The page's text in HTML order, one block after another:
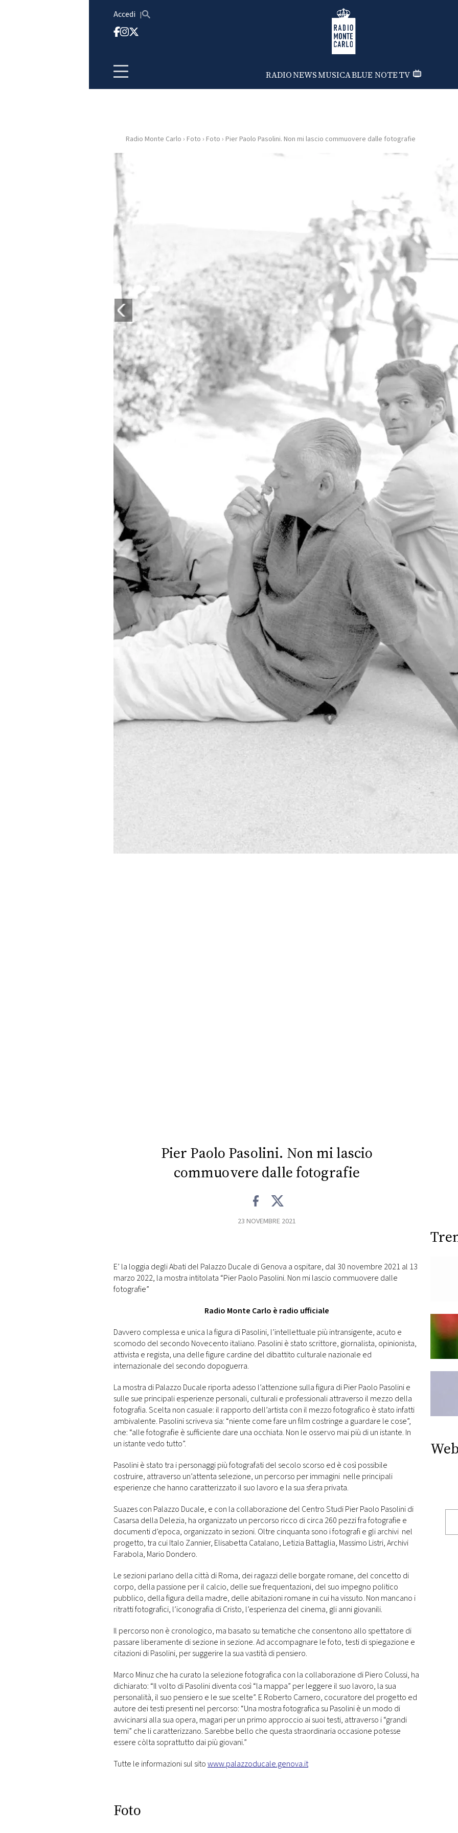
Accedi Radio Monte Carlo
RADIONEWSMUSICABLUE NOTETV
HOME
RADIO
WEB
RADIO
PLAYLIST
NEWS
FOTO
CONCORSI
EVENTI
VIDEO
TV
PRINCIPATO
MONACO
RMC
CONSIGLIA
Radio Monte Carlo › Foto › Foto › Pier Paolo Pasolini. Non mi lascio commuovere dalle fotografie
Pier Paolo Pasolini. Non mi lascio
commuovere dalle fotografie
23 NOVEMBRE 2021
E’ la loggia degli Abati del Palazzo Ducale di Genova a ospitare, dal 30 novembre 2021 al 13
marzo 2022, la mostra intitolata “Pier Paolo Pasolini. Non mi lascio commuovere dalle
fotografie”
Radio Monte Carlo è radio ufficiale
Davvero complessa e unica la figura di Pasolini, l’intellettuale più intransigente, acuto e
scomodo del secondo Novecento italiano. Pasolini è stato scrittore, giornalista, opinionista,
attivista e regista, una delle figure cardine del dibattito culturale nazionale ed
internazionale del secondo dopoguerra.
La mostra di Palazzo Ducale riporta adesso l’attenzione sulla figura di Pier Paolo Pasolini e
sulle sue principali esperienze personali, culturali e professionali attraverso il mezzo della
fotografia. Scelta non casuale: il rapporto dell’artista con il mezzo fotografico è stato infatti
ambivalente. Pasolini scriveva sia: “niente come fare un film costringe a guardare le cose”,
che: “alle fotografie è sufficiente dare una occhiata. Non le osservo mai più di un istante. In
un istante vedo tutto”.
Pasolini è stato tra i personaggi più fotografati del secolo scorso ed è così possibile
costruire, attraverso un’attenta selezione, un percorso per immagini nelle principali
esperienze che hanno caratterizzato il suo lavoro e la sua sfera privata.
Suazes con Palazzo Ducale, e con la collaborazione del Centro Studi Pier Paolo Pasolini di
Casarsa della Delezia, ha organizzato un percorso ricco di circa 260 pezzi fra fotografie e
documenti d’epoca, organizzato in sezioni. Oltre cinquanta sono i fotografi e gli archivi nel
progetto, tra cui Italo Zannier, Elisabetta Catalano, Letizia Battaglia, Massimo Listri, Archivi
Farabola, Mario Dondero.
Le sezioni parlano della città di Roma, dei ragazzi delle borgate romane, del concetto di
corpo, della passione per il calcio, delle sue frequentazioni, del suo impegno politico
pubblico, della figura della madre, delle abitazioni romane in cui ha vissuto. Non mancano i
ritratti fotografici, l’iconografia di Cristo, l’esperienza del cinema, gli anni giovanili.
Il percorso non è cronologico, ma basato su tematiche che consentono allo spettatore di
passare liberamente di sezione in sezione. Ad accompagnare le foto, testi di spiegazione e
citazioni di Pasolini, per suggerire la sua vastità di pensiero.
Marco Minuz che ha curato la selezione fotografica con la collaborazione di Piero Colussi, ha
dichiarato: “Il volto di Pasolini diventa così “la mappa” per leggere il suo lavoro, la sua
personalità, il suo pensiero e le sue scelte”. E Roberto Carnero, cocuratore del progetto ed
autore dei testi presenti nel percorso: “Una mostra fotografica su Pasolini è un modo di
avvicinarsi alla sua opera, magari per un primo approccio ai suoi testi, attraverso i “grandi
temi” che li caratterizzano. Sarebbe bello che questa straordinaria occasione potesse
essere còlta soprattutto dai più giovani.”
Tutte le informazioni sul sitowww.palazzoducale.genova.it
Foto